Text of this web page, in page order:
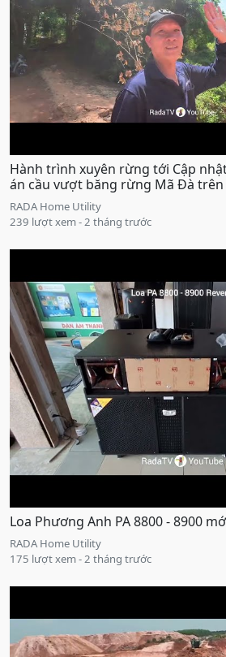
Hành trình xuyên rừng tới Cập
án cầu vượt băng rừng Mã Đà
RADA Home Utility
239 lượt xem - 2 tháng trước
Loa Phương Anh PA 8800 - 8900
RADA Home Utility
175 lượt xem - 2 tháng trước